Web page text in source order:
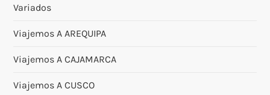
Variados
Viajemos A AREQUIPA
Viajemos A CAJAMARCA
Viajemos A CUSCO